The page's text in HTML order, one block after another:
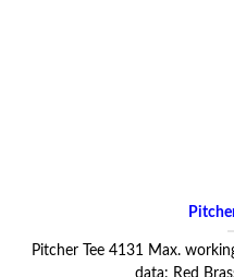
Pitcher Tee 4131 Max.
data: Red